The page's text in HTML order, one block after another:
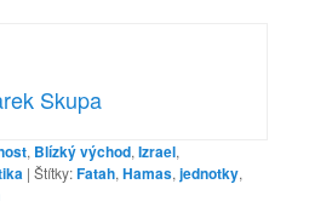
Skupa
, Blízký východ,Izrael,
|Štítky:Fatah,Hamas,jednotky,